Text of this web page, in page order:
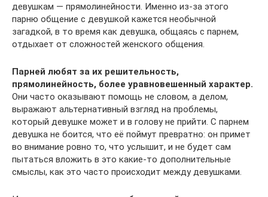
девушкам — прямолинейности. Именно из-за этого
парню общение с девушкой кажется необычной
загадкой, в то время как девушка, общаясь с парнем,
отдыхает от сложностей женского общения.
Парней любят за их решительность,
прямолинейность, более уравновешенный характер.
Они часто оказывают помощь не словом, а делом,
выражают альтернативный взгляд на проблемы,
который девушке может и в голову не прийти. С парнем
девушка не боится, что её поймут превратно: он примет
во внимание ровно то, что услышит, и не будет сам
пытаться вложить в это какие-то дополнительные
смыслы, как это часто происходит между девушками.